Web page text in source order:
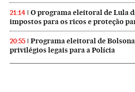
21:14
O programa eleitoral de Lula
impostos para os ricos e proteção
20:55
Programa eleitoral de
privilégios legais para a Polícia